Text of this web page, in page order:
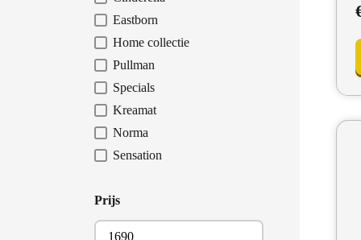
Eastborn
Home collectie
Pullman
Specials
Kreamat
Norma
Sensation
Prijs
Min.